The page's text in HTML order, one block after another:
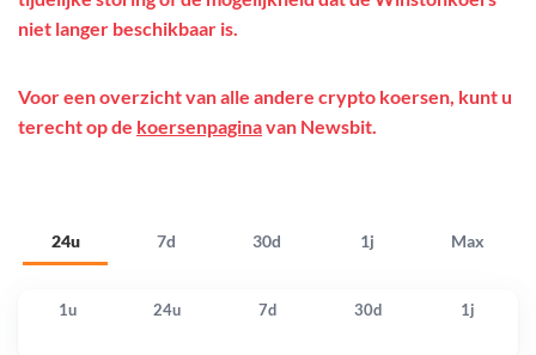
24u 7d 30d 1j Max
niet langer beschikbaar is.
Voor een overzicht van alle andere crypto koersen, kunt u
terecht op de koersenpaginavan Newsbit.
1u 24u 7d 30d 1j